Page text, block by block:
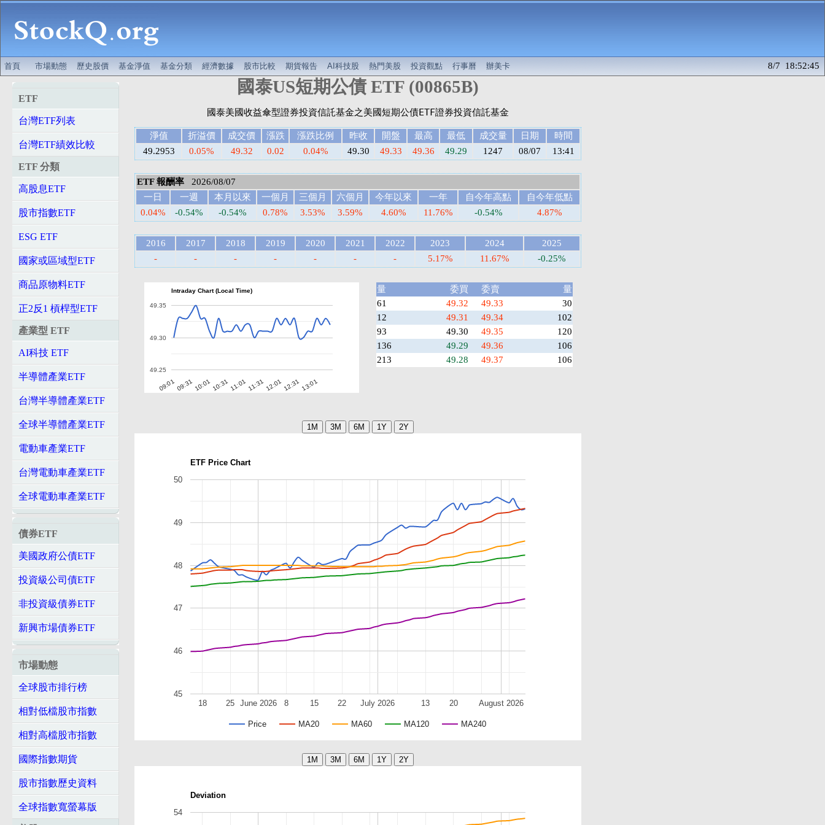
首頁 市場動態 歷史股價 基金淨值 基金分類 經濟數據 股市比較 期貨報告 AI科技股 熱門美股 投資觀點 行事曆 辦美卡 8/7 18:52:45
ETF
台灣ETF列表
台灣ETF績效比較
ETF 分類
高股息ETF
股市指數ETF
ESG ETF
國家或區域型ETF
商品原物料ETF
正2反1 槓桿型ETF
產業型 ETF
AI科技 ETF
半導體產業ETF
台灣半導體產業ETF
全球半導體產業ETF
電動車產業ETF
台灣電動車產業ETF
全球電動車產業ETF
債券ETF
美國政府公債ETF
投資級公司債ETF
非投資級債券ETF
新興市場債券ETF
市場動態
全球股市排行榜
相對低檔股市指數
相對高檔股市指數
國際指數期貨
股市指數歷史資料
全球指數寬螢幕版
國泰US短期公債 ETF (00865B)
淨值 折溢價 成交價 漲跌 漲跌比例 昨收 開盤 最高 最低 成交量 日期
時間
49.2953
0.05% 49.32 0.02 0.04% 49.30 49.33 49.36 49.29 1247 08/07 13:41
ETF 報酬率 2026/08/07
一日
一週 本月以來 一個月 三個月 六個月 今年以來 一年 自今年高點
自今年低點
0.04%
-0.54% -0.54% 0.78% 3.53% 3.59% 4.60% 11.76% -0.54% 4.87%
2016 2017 2018 2019 2020 2021 2022 2023 2024
2025
-
- - - - - - 5.17% 11.67% -0.25%
Intraday Chart (Local Time)
09:0109:3110:0110:3111:0111:3112:0112:3113:01
49.25
49.30
49.35
量 委買 委賣
量
61
49.32 49.33
30
12
49.31 49.34
102
93
49.30 49.35
120
136
49.29 49.36
106
213
49.28 49.37 106
ETF Price Chart
Price MA20 MA60 MA120 MA240
June 2026 July 2026 August 2026
18 25 8 15 22 13 20
45
46
47
48
49
50
Deviation
54